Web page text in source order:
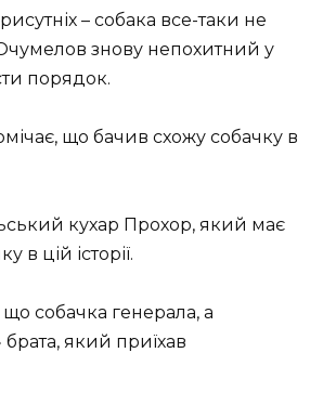
– собака все-таки не
знову непохитний у
порядок.
що бачив схожу собачку в
кухар Прохор, який має
в цій історії.
собачка генерала, а
брата, який приїхав